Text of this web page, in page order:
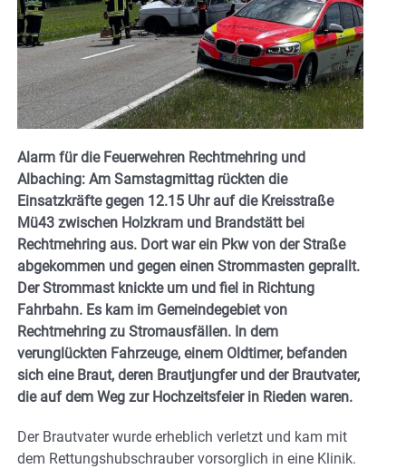
Alarm für die Feuerwehren Rechtmehring und
Albaching: Am Samstagmittag rückten die
Einsatzkräfte gegen 12.15 Uhr auf die Kreisstraße
Mü43 zwischen Holzkram und Brandstätt bei
Rechtmehring aus. Dort war ein Pkw von der Straße
abgekommen und gegen einen Strommasten geprallt.
Der Strommast knickte um und fiel in Richtung
Fahrbahn. Es kam im Gemeindegebiet von
Rechtmehring zu Stromausfällen. In dem
verunglückten Fahrzeuge, einem Oldtimer, befanden
sich eine Braut, deren Brautjungfer und der Brautvater,
die auf dem Weg zur Hochzeitsfeier in Rieden waren.
Der Brautvater wurde erheblich verletzt und kam mit
dem Rettungshubschrauber vorsorglich in eine Klinik.